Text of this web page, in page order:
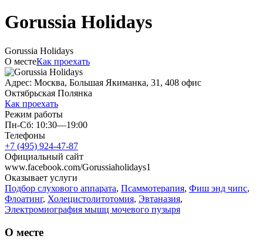
Gorussia Holidays
Gorussia Holidays
О местеКак проехать
Адрес: Москва, Большая Якиманка, 31, 408 офис
Октябрьская Полянка
Как проехать
Режим работы
Пн-Сб: 10:30—19:00
Телефоны
+7 (495) 924-47-87
Официальный сайт
www.facebook.com/Gorussiaholidays1
Оказывает услуги
Подбор слухового аппарата, Псаммотерапия, Фиш энд чипс,
Флоатинг, Холецистолитотомия, Эвтаназия,
Электромиография мышц мочевого пузыря
О месте